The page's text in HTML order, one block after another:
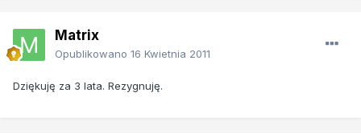
Matrix
Opublikowano 16 Kwietnia 2011
Dziękuję za 3 lata. Rezygnuję.